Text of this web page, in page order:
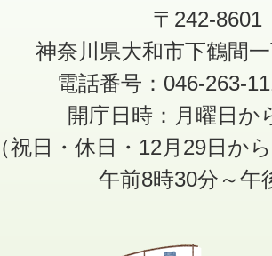
〒242-8601
神奈川県大和市下鶴間
電話番号：046-263-
開庁日時：月曜日か
（祝日・休日・12月29日か
午前8時30分～午